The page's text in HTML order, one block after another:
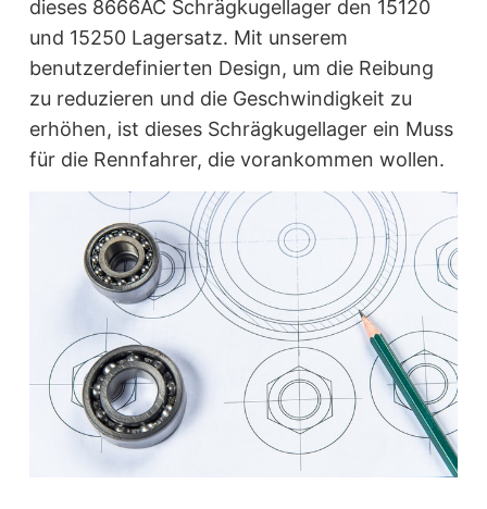
dieses 8666AC Schrägkugellager den 15120
und 15250 Lagersatz. Mit unserem
benutzerdefinierten Design, um die Reibung
zu reduzieren und die Geschwindigkeit zu
erhöhen, ist dieses Schrägkugellager ein Muss
für die Rennfahrer, die vorankommen wollen.